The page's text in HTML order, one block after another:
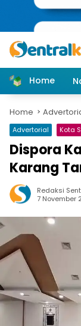
Home
Home
Advertorial Kota
Dispora
Karang
Redaksi
7 November